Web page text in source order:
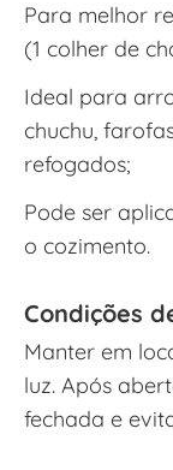
Para melhor
(1 colher de
Ideal para
chuchu,
refogados;
Pode ser
o cozimento.
Condições
Manter em
luz. Após
fechada e